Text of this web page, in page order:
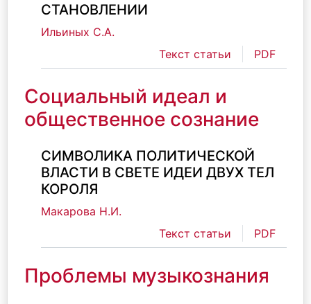
СТАНОВЛЕНИИ
Ильиных С.А.
Текст статьи
PDF
Социальный идеал и
общественное сознание
СИМВОЛИКА ПОЛИТИЧЕСКОЙ
ВЛАСТИ В СВЕТЕ ИДЕИ ДВУХ ТЕЛ
КОРОЛЯ
Макарова Н.И.
Текст статьи
PDF
Проблемы музыкознания